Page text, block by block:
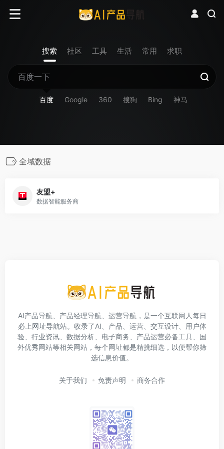
搜索 社区 工具 生活 常用 求职
百度 Google 360 搜狗 Bing 神马
全域数据
友盟+
数据智能服务商
AI产品导航、产品经理导航、运营导航，是一个互联网人每日
必上网址导航站。收录了AI、产品、运营、交互设计、用户体
验、行业资讯、数据分析、电子商务、产品运营必备工具、国
外优秀网站等相关网站，每个网址都是精挑细选，以便帮你筛
选信息价值。
关于我们 免责声明 商务合作